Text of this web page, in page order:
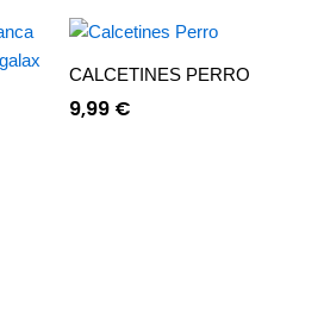
CALCETINES PERRO
9,99 €